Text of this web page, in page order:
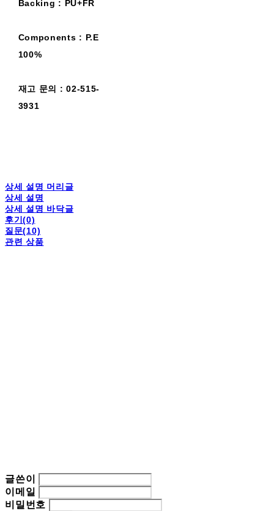
Backing : PU+FR
Components : P.E
100%
재고 문의 : 02-515-
3931
상세 설명 머리글
상세 설명
상세 설명 바닥글
후기(0)
질문(10)
관련 상품
글쓴이
이메일
비밀번호